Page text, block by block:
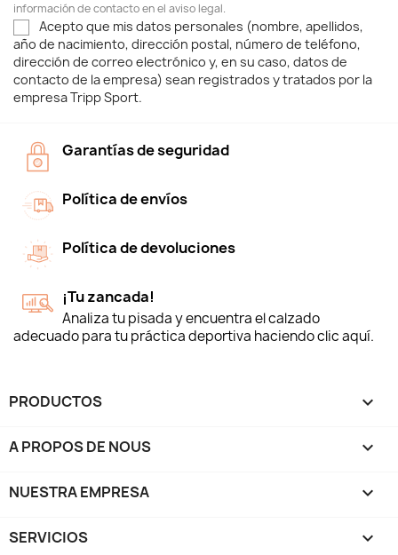
información de contacto en el aviso legal.
Acepto que mis datos personales (nombre, apellidos,
año de nacimiento, dirección postal, número de teléfono,
dirección de correo electrónico y, en su caso, datos de
contacto de la empresa) sean registrados y tratados por la
empresa Tripp Sport.
Garantías de seguridad
Política de envíos
Política de devoluciones
¡Tu zancada!
Analiza tu pisada y encuentra el calzado
adecuado para tu práctica deportiva haciendo clic aquí.
PRODUCTOS 
A PROPOS DE NOUS 
NUESTRA EMPRESA 
SERVICIOS 